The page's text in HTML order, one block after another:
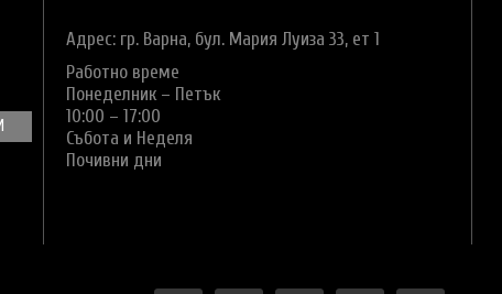
Адрес: гр. Варна, бул. Мария Луиза 33, ет 1
Работно време
Понеделник – Петък
10:00 – 17:00
Събота и Неделя
Почивни дни